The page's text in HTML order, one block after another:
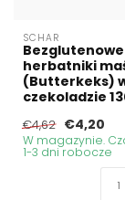
SCHAR
Bezglutenowe
herbatniki
(Butterkeks)
czekoladzie
€4,62 €4,20
W magazynie.
1-3 dni robocze